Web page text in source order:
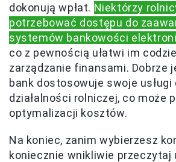
dokonują wpłat. Niektórzy
potrzebować dostępu do
systemów bankowości
co z pewnością ułatwi im
zarządzanie finansami. Dobrze
bank dostosowuje swoje
działalności rolniczej, co może
optymalizacji kosztów.
Na koniec, zanim wybierzesz
koniecznie wnikliwie przeczytaj